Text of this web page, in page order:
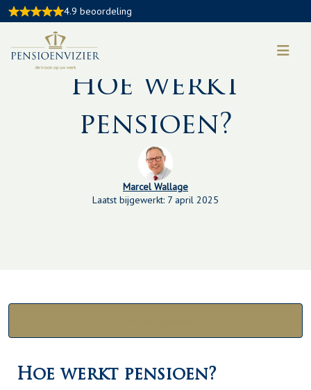
4.9 beoordeling
Hoe werkt
pensioen?
Marcel Wallage
Laatst bijgewerkt: 7 april 2025
Hoe werkt pensioen?